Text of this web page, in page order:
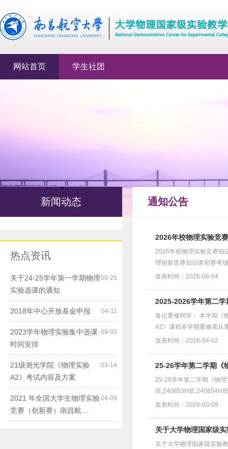
网站首页 学生社团
新闻动态
热点资讯
09-25
关于24-25学年第一学期物理
实验选课的通知
04-11
2018年中心开放基金申报
09-03
2023学年物理实验集中选课
时间安排
03-14
21级测光学院《物理实验
A2》考试内容及方案
04-09
2021 年全国大学生物理实验
竞赛（创新赛）南昌航…
通知公告
2026年校物理实验竞
2026年校物理实验竞赛知
理创新竞赛知识类初赛考
发表时间：2026-06-04
2025-2026学年第二
各位重修同学： 本学期《
A2》课程本学期重修需从
发表时间：2026-04-02
25-26学年第二学期《
25-26学年第二学期《物
班,240853H班,240854H
4个。必须...
发表时间：2026-03-09
关于大学物理国家级
关于大学物理国家级实验